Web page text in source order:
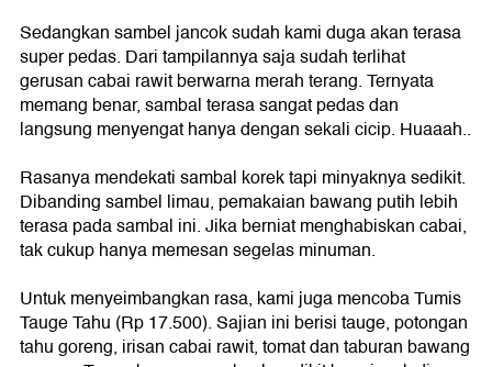
Sedangkan sambel jancok sudah kami duga akan terasa
super pedas. Dari tampilannya saja sudah terlihat
gerusan cabai rawit berwarna merah terang. Ternyata
memang benar, sambal terasa sangat pedas dan
langsung menyengat hanya dengan sekali cicip. Huaaah..
Rasanya mendekati sambal korek tapi minyaknya sedikit.
Dibanding sambel limau, pemakaian bawang putih lebih
terasa pada sambal ini. Jika berniat menghabiskan cabai,
tak cukup hanya memesan segelas minuman.
Untuk menyeimbangkan rasa, kami juga mencoba Tumis
Tauge Tahu (Rp 17.500). Sajian ini berisi tauge, potongan
tahu goreng, irisan cabai rawit, tomat dan taburan bawang